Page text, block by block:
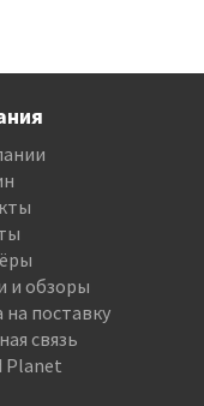
и обзоры
на поставку
связь
Planet